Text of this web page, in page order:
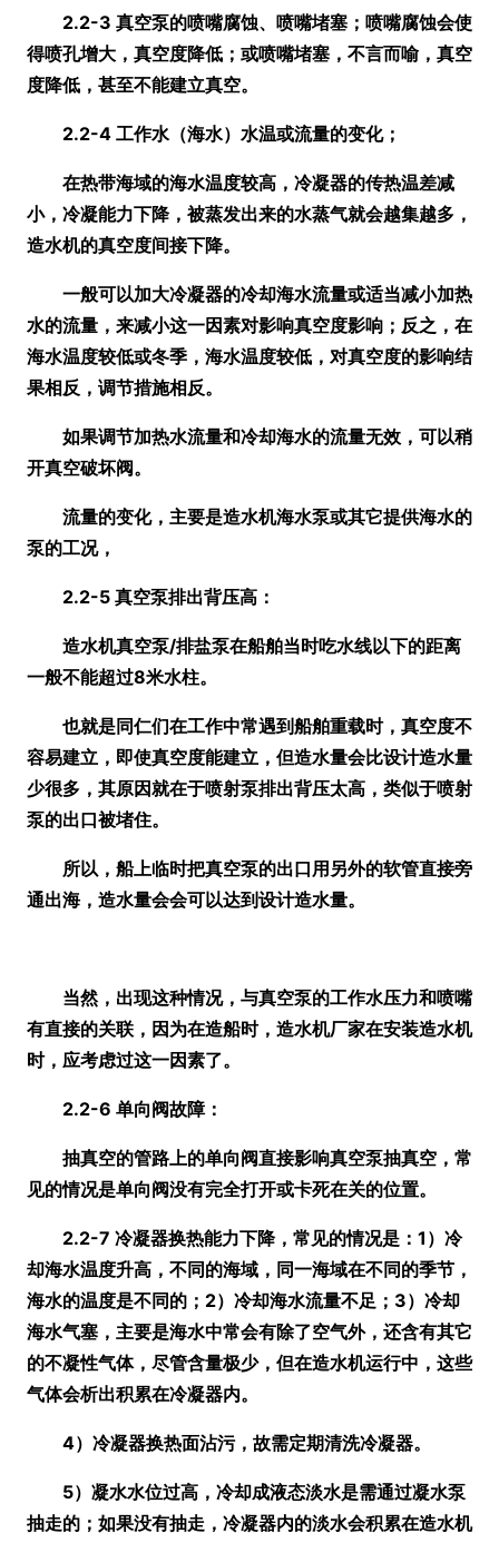
2.2-3 真空泵的喷嘴腐蚀、喷嘴堵塞；喷嘴腐蚀会使
得喷孔增大，真空度降低；或喷嘴堵塞，不言而喻，真空
度降低，甚至不能建立真空。
2.2-4 工作水（海水） 水温或流量的变化；
在热带海域的海水温度较高，冷凝器的传热温差减
小，冷凝能力下降，被蒸发出来的水蒸气就会越集越多，
造水机的真空度间接下降。
一般可以加大冷凝器的冷却海水流量或适当减小加热
水的流量，来减小这一因素对影响真空度影响；反之，在
海水温度较低或冬季，海水温度较低，对真空度的影响结
果相反，调节措施相反。
如果调节加热水流量和冷却海水的流量无效，可以稍
开真空破坏阀。
流量的变化，主要是造水机海水泵或其它提供海水的
泵的工况，
2.2-5 真空泵排出背压高 ：
造水机真空泵/排盐泵在船舶当时吃水线以下的距离
一般不能超过8米水柱。
也就是同仁们在工作中常遇到船舶重载时，真空度不
容易建立，即使真空度能建立，但造水量会比设计造水量
少很多，其原因就在于喷射泵排出背压太高，类似于喷射
泵的出口被堵住。
所以，船上临时把真空泵的出口用另外的软管直接旁
通出海，造水量会会可以达到设计造水量。
当然，出现这种情况，与真空泵的工作水压力和喷嘴
有直接的关联，因为在造船时，造水机厂家在安装造水机
时，应考虑过这一因素了。
2.2-6 单向阀故障：
抽真空的管路上的单向阀直接影响真空泵抽真空，常
见的情况是单向阀没有完全打开或卡死在关的位置。
2.2-7 冷凝器换热能力下降，常见的情况是：1）冷
却海水温度升高，不同的海域，同一海域在不同的季节，
海水的温度是不同的；2）冷却海水流量不足；3）冷却
海水气塞，主要是海水中常会有除了空气外，还含有其它
的不凝性气体，尽管含量极少，但在造水机运行中，这些
气体会析出积累在冷凝器内。
4）冷凝器换热面沾污，故需定期清洗冷凝器。
5）凝水水位过高，冷却成液态淡水是需通过凝水泵
抽走的；如果没有抽走，冷凝器内的淡水会积累在造水机